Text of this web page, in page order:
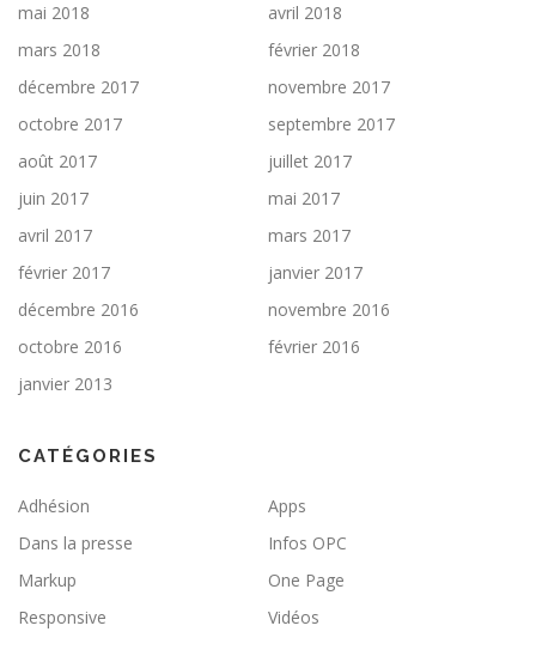
mai 2018
avril 2018
mars 2018
février 2018
décembre 2017
novembre 2017
octobre 2017
septembre 2017
août 2017
juillet 2017
juin 2017
mai 2017
avril 2017
mars 2017
février 2017
janvier 2017
décembre 2016
novembre 2016
octobre 2016
février 2016
janvier 2013
CATÉGORIES
Adhésion
Apps
Dans la presse
Infos OPC
Markup
One Page
Responsive
Vidéos